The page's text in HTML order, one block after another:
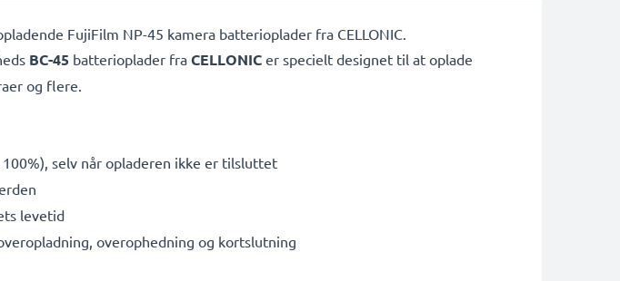
FujiFilm NP-45 kamera batterioplader fra CELLONIC.
BC-45 batterioplader fra CELLONIC er specielt designet til at oplade
og flere.
selv når opladeren ikke er tilsluttet
levetid
overophedning og kortslutning